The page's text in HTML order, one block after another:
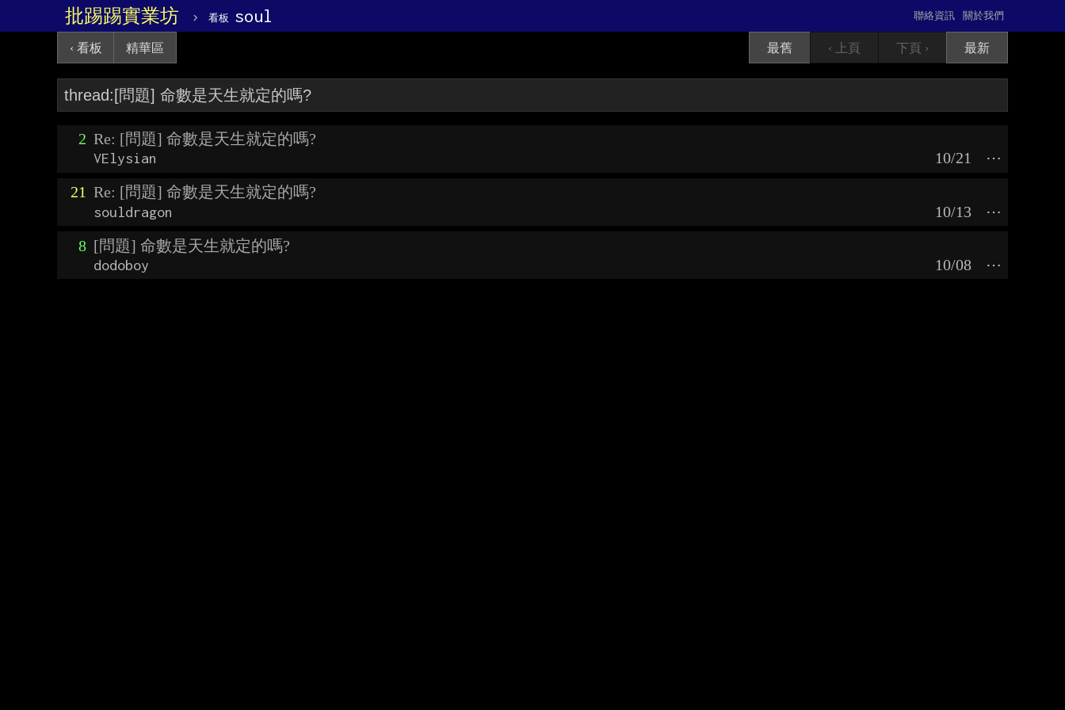
批踢踢實業坊 › 看板 soul 關於我們
聯絡資訊
‹ 看板 精華區 最舊 ‹ 上頁 下頁 › 最新
2 Re: [問題] 命數是天生就定的嗎?
VElysian ⋯
10/21
21 Re: [問題] 命數是天生就定的嗎?
souldragon ⋯
10/13
8 [問題] 命數是天生就定的嗎?
dodoboy ⋯
10/08